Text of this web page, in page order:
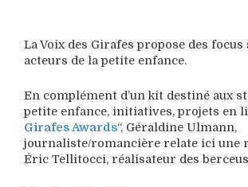
La Voix des Girafes propose des focus
acteurs de la petite enfance.
En complément d’un kit destiné aux
petite enfance, initiatives, projets en
Girafes Awards“, Géraldine Ulmann,
journaliste/romancière relate ici une
Éric Tellitocci, réalisateur des